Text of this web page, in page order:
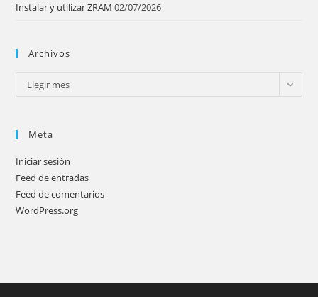
Instalar y utilizar ZRAM 02/07/2026
Archivos
Archivos
Elegir mes
Meta
Iniciar sesión
Feed de entradas
Feed de comentarios
WordPress.org